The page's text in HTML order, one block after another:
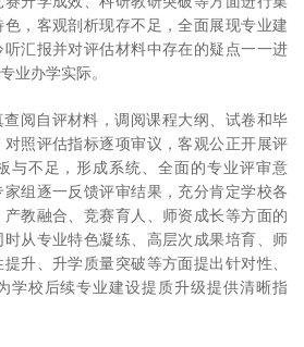
，客观剖析现存不足，全面展现专业建
汇报并对评估材料中存在的疑点一一进
业办学实际。
阅自评材料，调阅课程大纲、试卷和毕
照评估指标逐项审议，客观公正开展评
与不足，形成系统、全面的专业评审意
组逐一反馈评审结果，充分肯定学校各
教融合、竞赛育人、师资成长等方面的
从专业特色凝练、高层次成果培育、师
升、升学质量突破等方面提出针对性、
学校后续专业建设提质升级提供清晰指